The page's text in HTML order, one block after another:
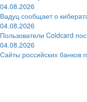
04.08.2026
Вадуц сообщает о
04.08.2026
Пользователи Coldcard
04.08.2026
Сайты российских банков